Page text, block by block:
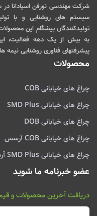
تولیدکنندگان پیشگام این
به بیش از یک دهه فعالیت،
پیشرفتهای فناوری روشنایی نیمه
محصولات
چراغ های خیابانی COB
چراغ های خیابانی SMD Plus
چراغ های خیابانی DOB
چراغ های خیابانی COB آرسس
چراغ های خیابانی SMD Plus آرسس
عضو خبرنامه ما شوید
دریافت آخرین محصولات و